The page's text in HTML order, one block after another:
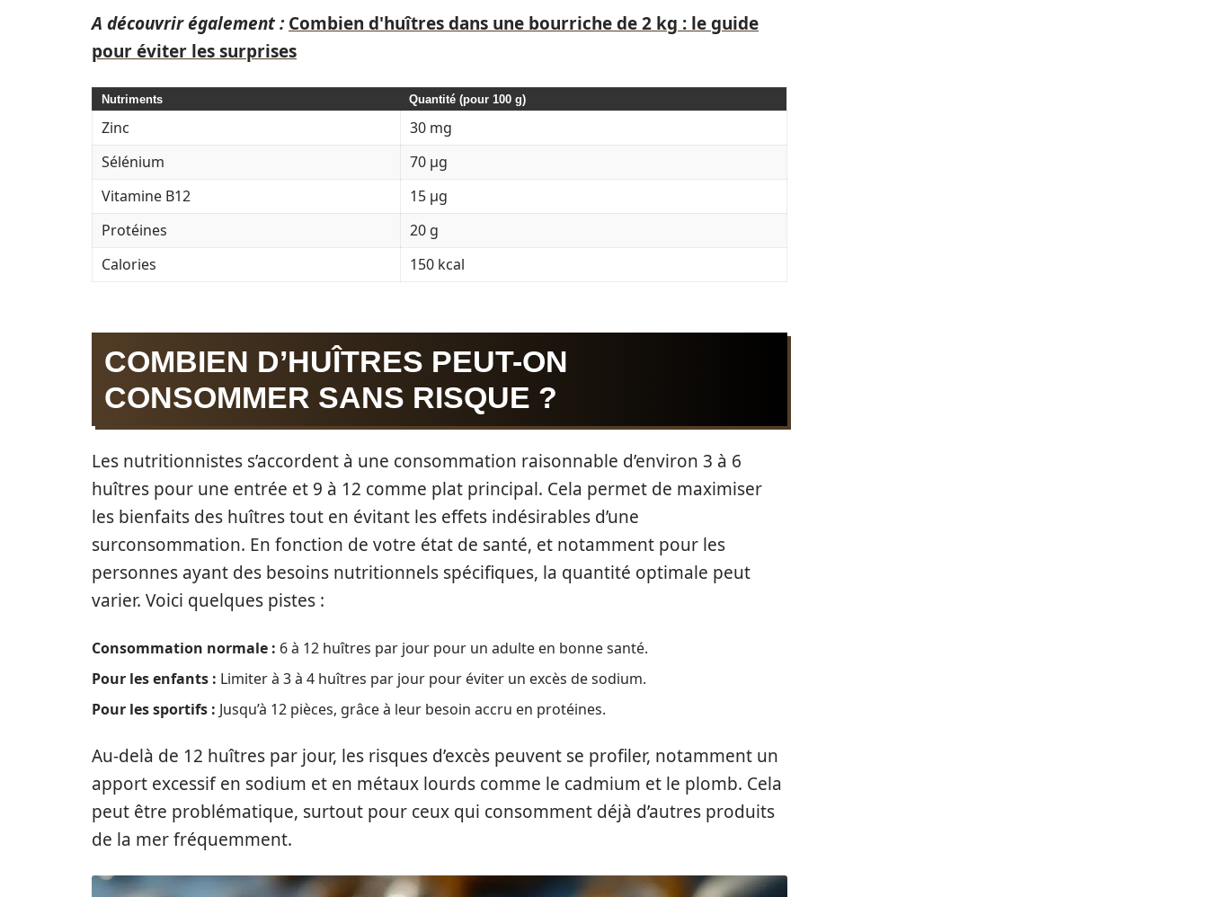
A découvrir également : Combien d'huîtres dans une bourriche de 2 kg : le guide
pour éviter les surprises
Nutriments Quantité (pour 100 g)
Zinc
30 mg
Sélénium
70 µg
Vitamine B12
15 µg
Protéines
20 g
Calories
150 kcal
COMBIEN D’HUÎTRES PEUT-ON
CONSOMMER SANS RISQUE ?
Les nutritionnistes s’accordent à une consommation raisonnable d’environ 3 à 6
huîtres pour une entrée et 9 à 12 comme plat principal. Cela permet de maximiser
les bienfaits des huîtres tout en évitant les effets indésirables d’une
surconsommation. En fonction de votre état de santé, et notamment pour les
personnes ayant des besoins nutritionnels spécifiques, la quantité optimale peut
varier. Voici quelques pistes :
Consommation normale : 6 à 12 huîtres par jour pour un adulte en bonne santé.
Pour les enfants : Limiter à 3 à 4 huîtres par jour pour éviter un excès de sodium.
Pour les sportifs : Jusqu’à 12 pièces, grâce à leur besoin accru en protéines.
Au-delà de 12 huîtres par jour, les risques d’excès peuvent se profiler, notamment un
apport excessif en sodium et en métaux lourds comme le cadmium et le plomb. Cela
peut être problématique, surtout pour ceux qui consomment déjà d’autres produits
de la mer fréquemment.